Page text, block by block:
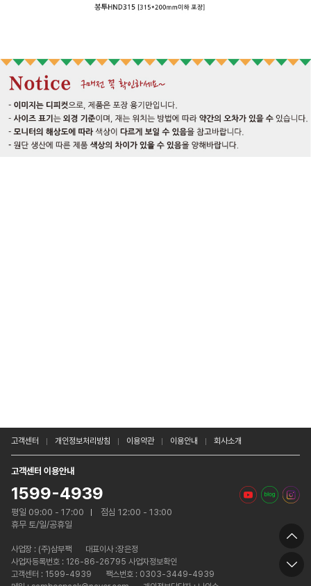
고객센터 개인정보처리방침 이용약관 이용안내 회사소개
고객센터 이용안내
1599-4939
평일 09:00 - 17:00
점심 12:00 - 13:00
휴무 토/일/공휴일
사업장 : (주)삼부팩
대표이사 :장은정
사업자등록번호 : 126-86-26795 사업자정보확인
고객센터 : 1599-4939
팩스번호 : 0303-3449-4939